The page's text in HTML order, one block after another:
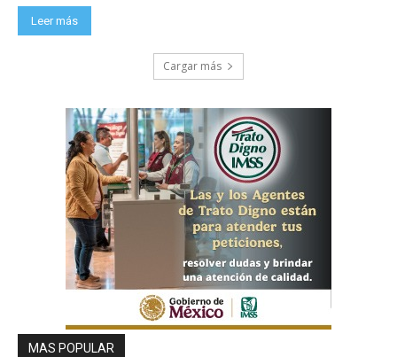
Leer más
Cargar más
MAS POPULAR